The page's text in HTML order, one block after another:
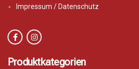
Impressum / Datenschutz
Produktkategorien